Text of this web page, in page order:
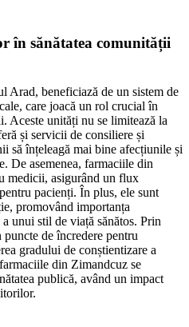
în sănătatea comunității
beneficiază de un sistem de
care joacă un rol crucial în
Aceste unități nu se limitează la
și servicii de consiliere și
să înțeleagă mai bine afecțiunile și
De asemenea, farmaciile din
medicii, asigurând un flux
pacienți. În plus, ele sunt
promovând importanța
unui stil de viață sănătos. Prin
de încredere pentru
gradului de conștientizare a
din Zimandcuz se
publică, având un impact